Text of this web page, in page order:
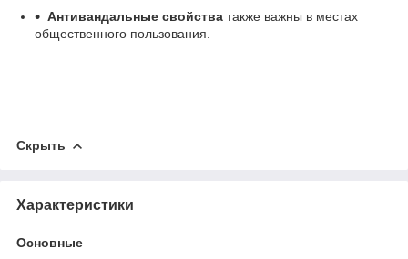
Антивандальные свойства также важны в местах
общественного пользования.
Скрыть
Характеристики
Основные